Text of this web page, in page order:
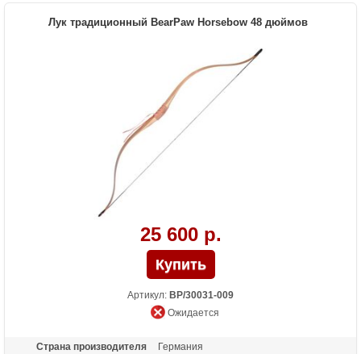
Лук традиционный BearPaw Horsebow 48 дюймов
25 600 р.
Артикул: BP/30031-009
Ожидается
Страна производителя
Германия